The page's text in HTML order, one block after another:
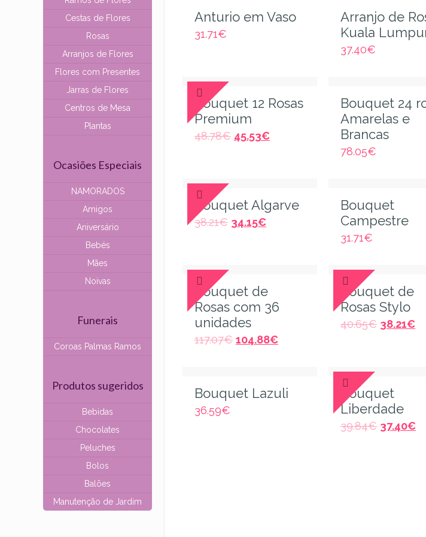
Anturio em Vaso
31.71€
Arranjo de
Kuala
37.40€
Bouquet 12 Rosas
Premium
48.78€ 45.53€
Bouquet 24
Amarelas e
Brancas
78.05€
Bouquet Algarve
38.21€ 34.15€
Bouquet
Campestre
31.71€
Bouquet de
Rosas com 36
unidades
117.07€ 104.88€
Bouquet de
Rosas Stylo
40.65€ 38.21€
Bouquet Lazuli
36.59€
Bouquet
Liberdade
39.84€ 37.40€
Cestas de Flores
Rosas
Arranjos de Flores
Flores com Presentes
Jarras de Flores
Centros de Mesa
Plantas
Ocasiões Especiais
NAMORADOS
Amigos
Aniversário
Bebés
Mães
Noivas
Funerais
Coroas Palmas Ramos
Produtos sugeridos
Bebidas
Chocolates
Peluches
Bolos
Balões
Manutenção de Jardim